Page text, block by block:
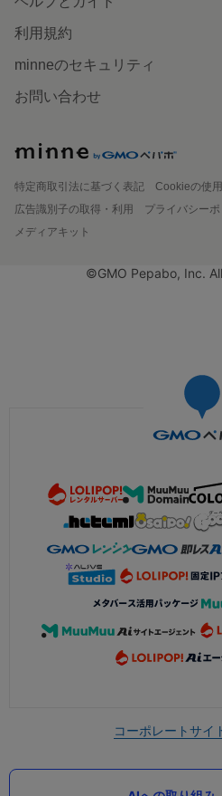
利用規約
minneのセキュリティ
お問い合わせ
特定商取引法に基づく表記
Cookieの使
広告識別子の取得・利用
プライバシー
メディアキット
©GMO Pepabo, Inc.
コーポレートサイ